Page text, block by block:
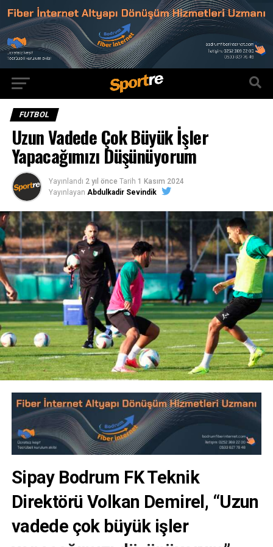
FUTBOL
Uzun Vadede Çok Büyük İşler
Yapacağımızı Düşünüyorum
Yayınlandı 2 yıl önce Tarih 1 Kasım 2024
Yayınlayan Abdulkadir Sevindik
Sipay Bodrum FK Teknik
Direktörü Volkan Demirel, “Uzun
vadede çok büyük işler